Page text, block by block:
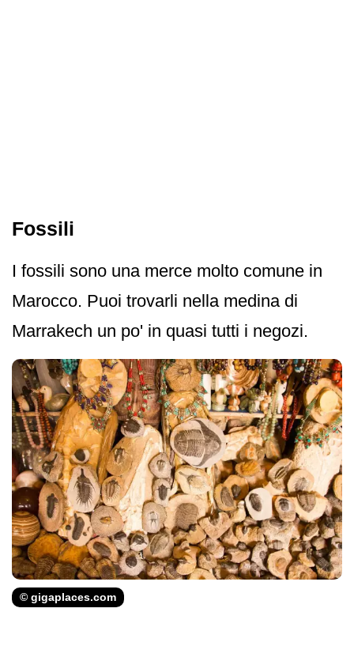
Fossili
I fossili sono una merce molto comune in
Marocco. Puoi trovarli nella medina di
Marrakech un po' in quasi tutti i negozi.
© gigaplaces.com